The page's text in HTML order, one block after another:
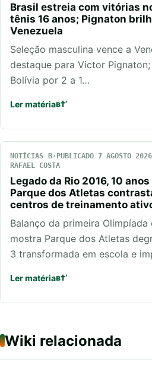
Brasil estreia com vitórias
tênis 16 anos; Pignaton
Venezuela
Seleção masculina vence a
destaque para Victor
Bolívia por 2 a 1…
Ler matéria
NOTÍCIAS PUBLICADO 7 AGOSTO 2026
RAFAEL COSTA
Legado da Rio 2016, 10
Parque dos Atletas
centros de treinamento
Balanço da primeira Olimpíada
mostra Parque dos Atletas
3 transformada em escola e
Ler matéria
Wiki relacionada